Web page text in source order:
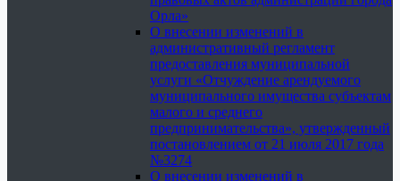
Орла»
О внесении изменений в
административный регламент
предоставления муниципальной
услуги «Отчуждение арендуемого
муниципального имущества субъектам
малого и среднего
предпринимательства», утвержденный
постановлением от 21 июля 2017 года
№3274
О внесении изменений в